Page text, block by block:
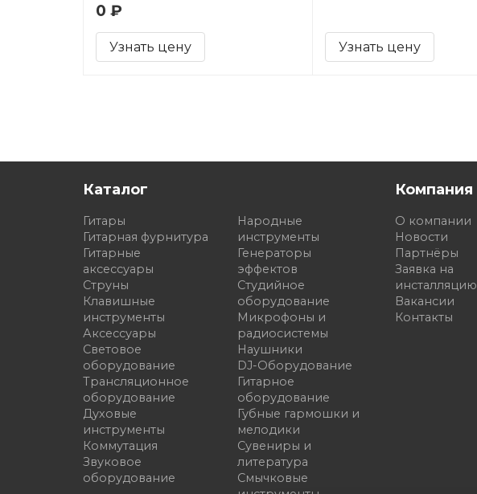
0 ₽
Узнать цену Узнать цену
Каталог
Гитары
Гитарная фурнитура
Гитарные
аксессуары
Струны
Клавишные
инструменты
Аксессуары
Световое
оборудование
Трансляционное
оборудование
Духовые
инструменты
Коммутация
Звуковое
оборудование
Народные
инструменты
Генераторы
эффектов
Студийное
оборудование
Микрофоны и
радиосистемы
Наушники
DJ-Оборудование
Гитарное
оборудование
Губные гармошки и
мелодики
Сувениры и
литература
Смычковые
Компания
О компании
Новости
Партнёры
Заявка на
инсталляцию
Вакансии
Контакты